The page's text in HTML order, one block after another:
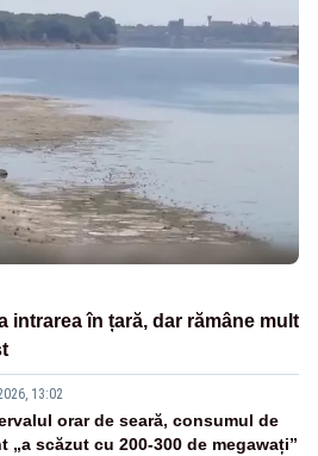
intrarea în țară, dar rămâne mult
13:02
orar de seară, consumul de
„a scăzut cu 200-300 de megawați”